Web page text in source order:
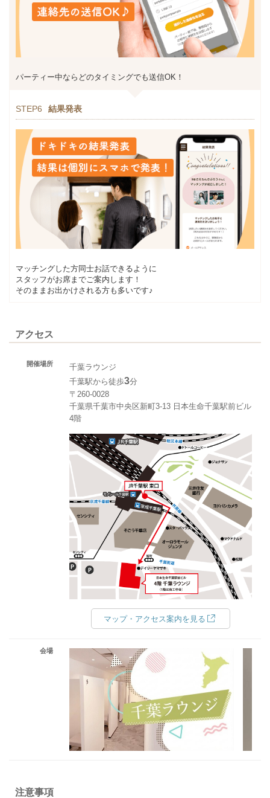
パーティー中ならどのタイミングでも送信OK！
STEP6 結果発表
マッチングした方同士お話できるように
スタッフがお席までご案内します！
そのままお出かけされる方も多いです♪
アクセス
開催場所
千葉ラウンジ
千葉駅から徒歩3分
〒260-0028
千葉県千葉市中央区新町3-13 日本生命千葉駅前ビル
4階
マップ・アクセス案内を見る
会場
注意事項